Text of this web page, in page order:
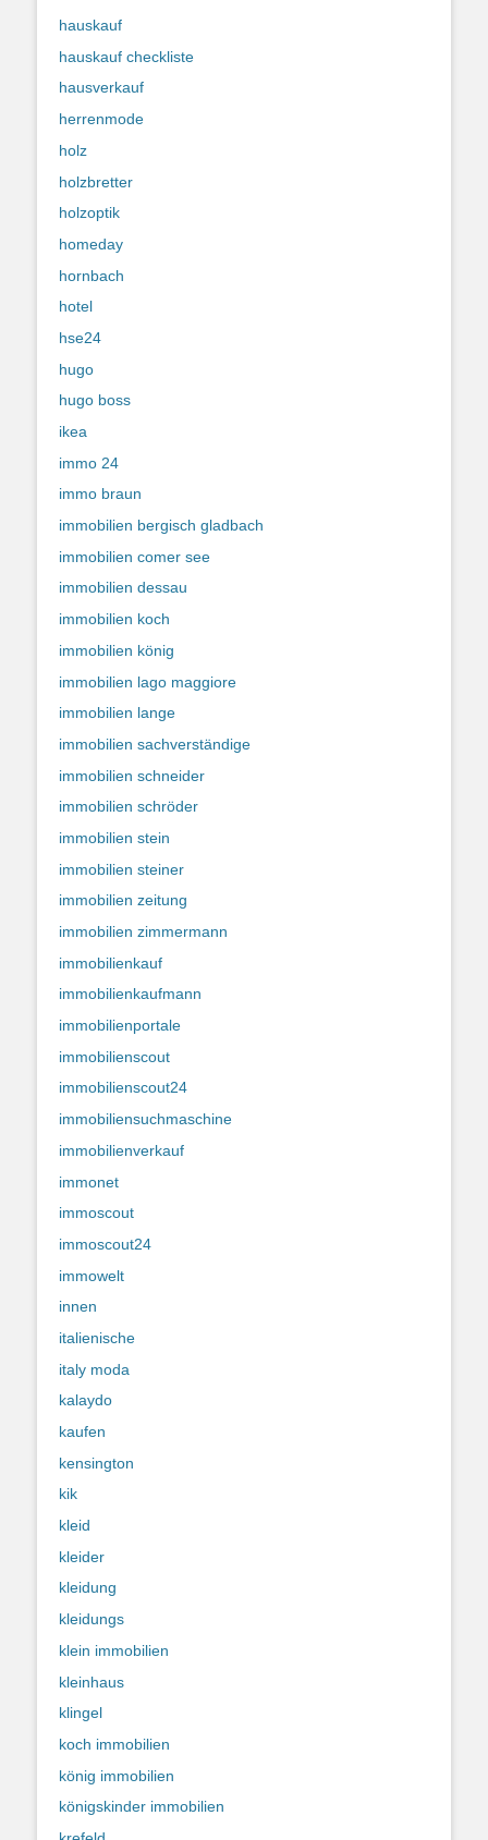
hauskauf
hauskauf checkliste
hausverkauf
herrenmode
holz
holzbretter
holzoptik
homeday
hornbach
hotel
hse24
hugo
hugo boss
ikea
immo 24
immo braun
immobilien bergisch gladbach
immobilien comer see
immobilien dessau
immobilien koch
immobilien könig
immobilien lago maggiore
immobilien lange
immobilien sachverständige
immobilien schneider
immobilien schröder
immobilien stein
immobilien steiner
immobilien zeitung
immobilien zimmermann
immobilienkauf
immobilienkaufmann
immobilienportale
immobilienscout
immobilienscout24
immobiliensuchmaschine
immobilienverkauf
immonet
immoscout
immoscout24
immowelt
innen
italienische
italy moda
kalaydo
kaufen
kensington
kik
kleid
kleider
kleidung
kleidungs
klein immobilien
kleinhaus
klingel
koch immobilien
könig immobilien
königskinder immobilien